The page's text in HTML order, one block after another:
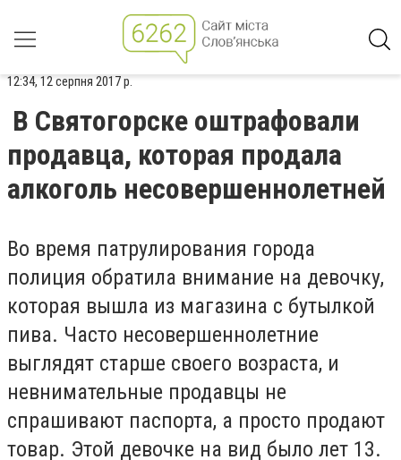
12:34, 12 серпня 2017 р.
В Святогорске оштрафовали
продавца, которая продала
алкоголь несовершеннолетней
Во время патрулирования города
полиция обратила внимание на девочку,
которая вышла из магазина с бутылкой
пива. Часто несовершеннолетние
выглядят старше своего возраста, и
невнимательные продавцы не
спрашивают паспорта, а просто продают
товар. Этой девочке на вид было лет 13.